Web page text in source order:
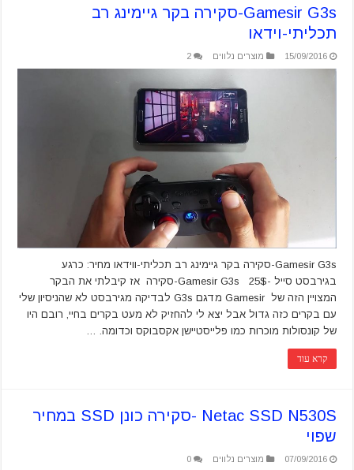
Gamesir G3s-סקירה בקר גיימינג רב
תכליתי-וידאו
15/09/2016 מוצרים נלווים 2
Gamesir G3s-סקירה בקר גיימינג רב תכליתי-ווידאו מחיר: כרגע
בגירבסט סייל -25$ Gamesir G3s-סקירה אז קיבלתי את הבקר
המצויין הזה של Gamesir מדגם G3s לבדיקה מגירבסט לא שהניסיון שלי
עם בקרים כזה גדול אבל יצא לי להחזיק לא מעט בקרים בחיי, רובם היו
של קונסולות מוכרות כמו פלייסטיישן אקסבוקס וכדומה. …
קרא עוד
Netac SSD N530S -סקירה כונן SSD במחיר
שפוי
07/09/2016 מוצרים נלווים 0